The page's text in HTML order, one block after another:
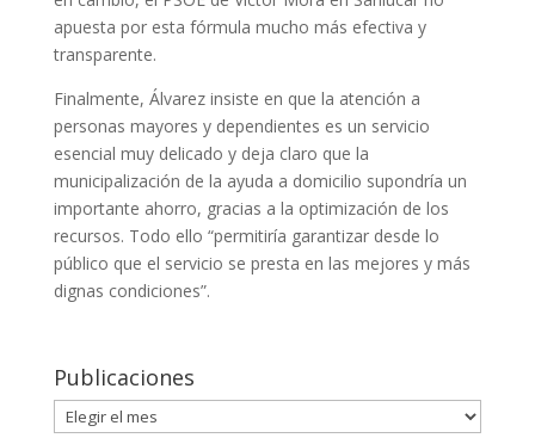
apuesta por esta fórmula mucho más efectiva y
transparente.
Finalmente, Álvarez insiste en que la atención a
personas mayores y dependientes es un servicio
esencial muy delicado y deja claro que la
municipalización de la ayuda a domicilio supondría un
importante ahorro, gracias a la optimización de los
recursos. Todo ello “permitiría garantizar desde lo
público que el servicio se presta en las mejores y más
dignas condiciones”.
Publicaciones
Publicaciones